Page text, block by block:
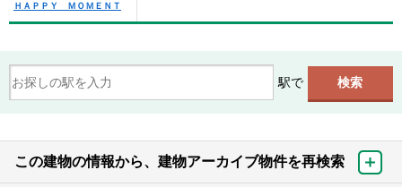
ＨＡＰＰＹ ＭＯＭＥＮＴ
駅で
この建物の情報から、建物アーカイブ物件を再検索